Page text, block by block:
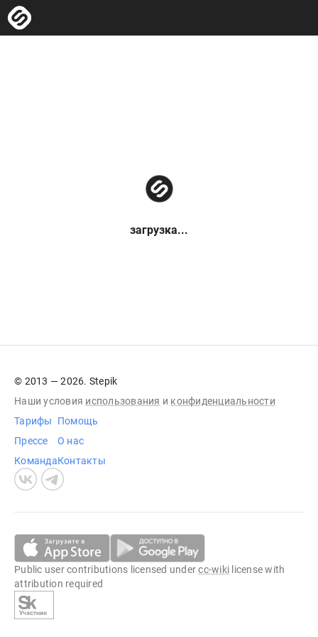
загрузка...
© 2013 — 2026. Stepik
Наши условия использования и конфиденциальности
Тарифы
Прессе
Команда
Помощь
О нас
Контакты
Public user contributions licensed undercc-wiki license with
attribution required